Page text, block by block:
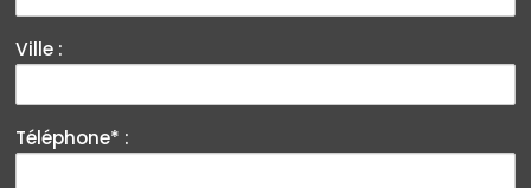
Ville :
Téléphone* :